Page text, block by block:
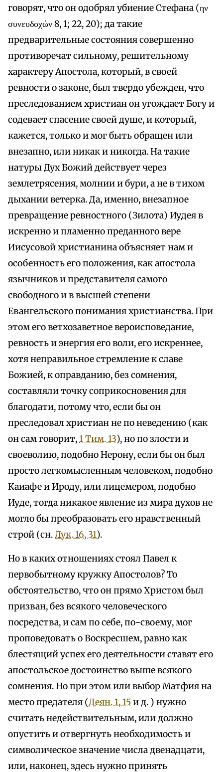
говорят, что он одобрял убиение Стефана (ην
συνευδοχών 8, 1; 22, 20); да такие
предварительные состояния совершенно
противоречат сильному, решительному
характеру Апостола, который, в своей
ревности о законе, был твердо убежден, что
преследованием христиан он угождает Богу и
содевает спасение своей душе, и который,
кажется, только и мог быть обращен или
внезапно, или никак и никогда. На такие
натуры Дух Божий действует через
землетрясения, молнии и бури, а не в тихом
дыхании ветерка. Да, именно, внезапное
превращение ревностного (Зилота) Иудея в
искренно и пламенно преданного вере
Иисусовой христианина объясняет нам и
особенность его положения, как апостола
язычников и представителя самого
свободного и в высшей степени
Евангельского понимания христианства. При
этом его ветхозаветное вероисповедание,
ревность и энергия его воли, его искреннее,
хотя неправильное стремление к славе
Божией, к оправданию, без сомнения,
составляли точку соприкосновения для
благодати, потому что, если бы он
преследовал христиан не по неведению (как
он сам говорит,1 Тим. 13), но по злости и
своеволию, подобно Нерону, если бы он был
просто легкомысленным человеком, подобно
Каиафе и Ироду, или лицемером, подобно
Иуде, тогда никакое явление из мира духов не
могло бы преобразовать его нравственный
строй (сн.Лук. 16, 31).
Но в каких отношениях стоял Павел к
первобытному кружку Апостолов? То
обстоятельство, что он прямо Христом был
призван, без всякого человеческого
посредства, и сам по себе, по-своему, мог
проповедовать о Воскресшем, равно как
блестящий успех его деятельности ставят его
апостольское достоинство выше всякого
сомнения. Но при этом или выбор Матфия на
место предателя (Деян. 1, 15 и д. ) нужно
считать недействительным, или должно
опустить и отвергнуть необходимость и
символическое значение числа двенадцати,
или, наконец, здесь нужно принять